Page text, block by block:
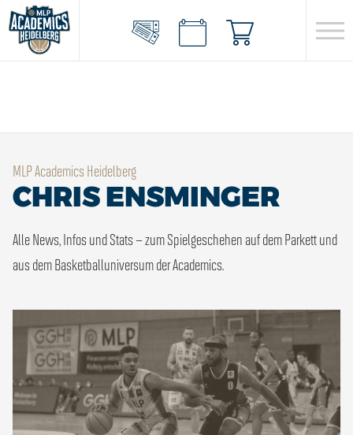
MLP Academics Heidelberg
CHRIS ENSMINGER
Alle News, Infos und Stats – zum Spielgeschehen auf dem Parkett und
aus dem Basketballuniversum der Academics.